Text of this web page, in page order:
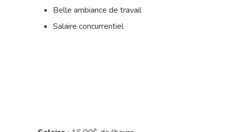
Belle ambiance de travail
Salaire concurrentiel